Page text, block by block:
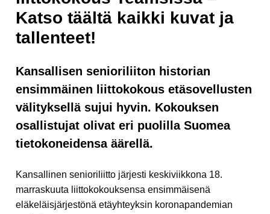
Katso täältä kaikki kuvat ja
tallenteet!
Kansallisen senioriliiton historian
ensimmäinen liittokokous etäsovellusten
välityksellä sujui hyvin. Kokouksen
osallistujat olivat eri puolilla Suomea
tietokoneidensa äärellä.
Kansallinen senioriliitto järjesti keskiviikkona 18.
marraskuuta liittokokouksensa ensimmäisenä
eläkeläisjärjestönä etäyhteyksin koronapandemian